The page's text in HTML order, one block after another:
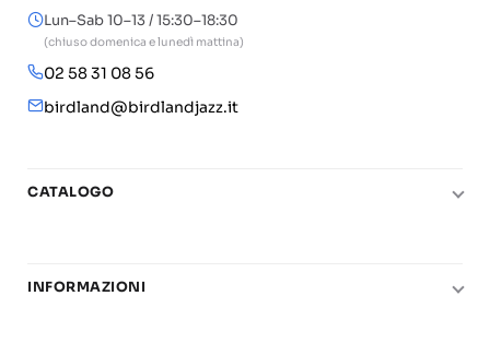
Lun–Sab 10–13 / 15:30–18:30
(chiuso domenica e lunedì mattina)
02 58 31 08 56
birdland@birdlandjazz.it
CATALOGO
Chitarra
INFORMAZIONI